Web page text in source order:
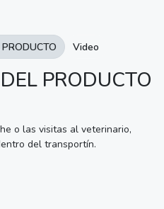
PRODUCTO
o las visitas al veterinario,
del transportín.
Video